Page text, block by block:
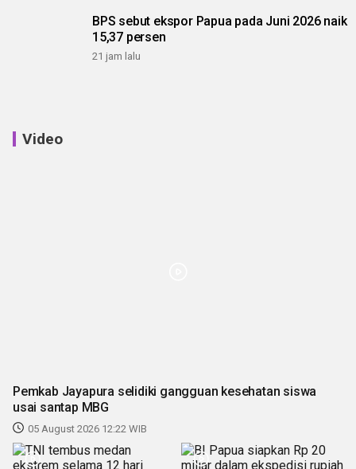
BPS sebut ekspor Papua pada Juni 2026 naik
15,37 persen
21 jam lalu
Video
Pemkab Jayapura selidiki gangguan kesehatan siswa
usai santap MBG
05 August 2026 12:22 WIB